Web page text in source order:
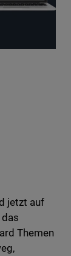
jetzt auf
Themen